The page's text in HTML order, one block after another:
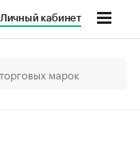
Личный кабинет